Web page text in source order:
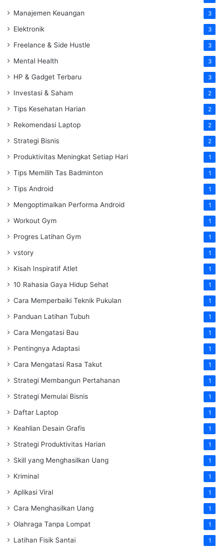
Manajemen Keuangan 3
Elektronik 3
Freelance & Side Hustle 3
Mental Health 3
HP & Gadget Terbaru 3
Investasi & Saham 2
Tips Kesehatan Harian 2
Rekomendasi Laptop 2
Strategi Bisnis 2
Produktivitas Meningkat Setiap Hari 1
Tips Memilih Tas Badminton 1
Tips Android 1
Mengoptimalkan Performa Android 1
Workout Gym 1
Progres Latihan Gym 1
vstory 1
Kisah Inspiratif Atlet 1
10 Rahasia Gaya Hidup Sehat 1
Cara Memperbaiki Teknik Pukulan 1
Panduan Latihan Tubuh 1
Cara Mengatasi Bau 1
Pentingnya Adaptasi 1
Cara Mengatasi Rasa Takut 1
Strategi Membangun Pertahanan 1
Strategi Memulai Bisnis 1
Daftar Laptop 1
Keahlian Desain Grafis 1
Strategi Produktivitas Harian 1
Skill yang Menghasilkan Uang 1
Kriminal 1
Aplikasi Viral 1
Cara Menghasilkan Uang 1
Olahraga Tanpa Lompat 1
Latihan Fisik Santai 1